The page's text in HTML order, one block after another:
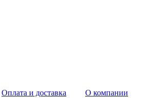
Оплата и доставка
О компании